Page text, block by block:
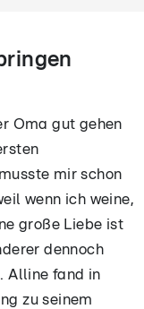
Oma gut gehen
mir schon
wenn ich weine,
große Liebe ist
dennoch
Alline fand in
zu seinem